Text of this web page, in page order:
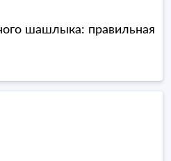
шашлыка: правильная